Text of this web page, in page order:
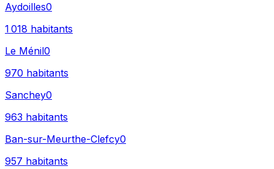
Aydoilles0
1 018 habitants
Le Ménil0
970 habitants
Sanchey0
963 habitants
Ban-sur-Meurthe-Clefcy0
957 habitants